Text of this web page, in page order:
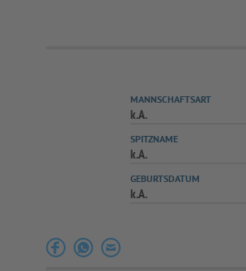
MANNSCHAFTSART
k.A.
SPITZNAME
k.A.
GEBURTSDATUM
k.A.